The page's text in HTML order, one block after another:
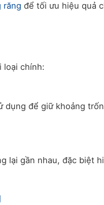
răng để tối ưu hiệu quả
loại chính:
để giữ khoảng
lại gần nhau, đặc biệt